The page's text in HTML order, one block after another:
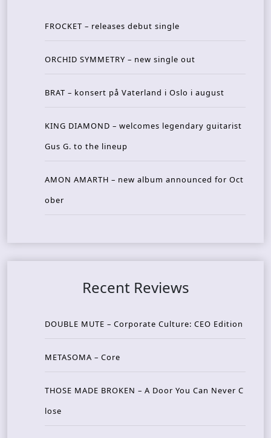
FROCKET – releases debut single
ORCHID SYMMETRY – new single out
BRAT – konsert på Vaterland i Oslo i august
KING DIAMOND – welcomes legendary guitarist
Gus G. to the lineup
AMON AMARTH – new album announced for Oct
ober
Recent Reviews
DOUBLE MUTE – Corporate Culture: CEO Edition
METASOMA – Core
THOSE MADE BROKEN – A Door You Can Never C
lose